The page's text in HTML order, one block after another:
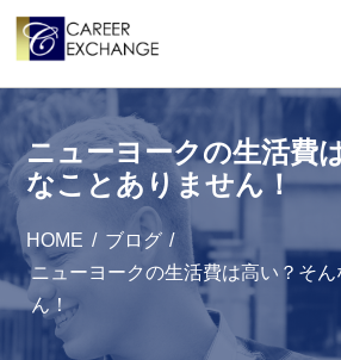
+ 国から選ぶ
+ 目的から選ぶ
求人検索
参加者体験談
よくある質問
ニューヨークの生活費
なことありません！
HOME / ブログ /
ニューヨークの生活費は高い？そ
ん！